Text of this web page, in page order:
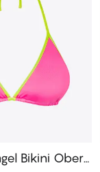
Bikini Obert